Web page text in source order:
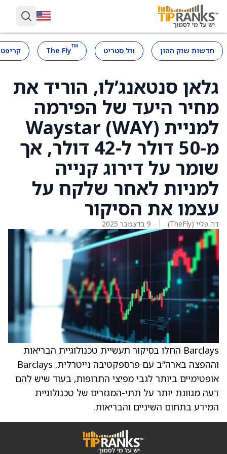
חדשות שוק ההון וול סטריט ™
The Fly
גלאן סנטאנג’לו, הוריד את
מחיר היעד של הפירמה
למניית Waystar (WAY)
מ-50 דולר ל-42 דולר, אך
שומר על דירוג קנייה
למניות לאחר שלקח על
עצמו את הסיקור
דה פליי (TheFly) 9 בדצמבר 2025
Barclays החלו בסיקור תעשיית טכנולוגיית הבריאות
וההפצה בארה”ב עם פרספקטיבה נייטרלית. Barclays
אופטימיים ביותר לגבי מפיצי התרופות, בעוד שיש להם
דעה מגוונת יותר על תתי-המגזרים של טכנולוגיית
המידע בתחום השיניים והבריאות.